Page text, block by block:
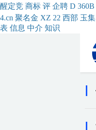
醒定竞 商标 评 企聘 D 360B
4.cn 聚名金 XZ 22 西部 玉集
表 信息 中介 知识